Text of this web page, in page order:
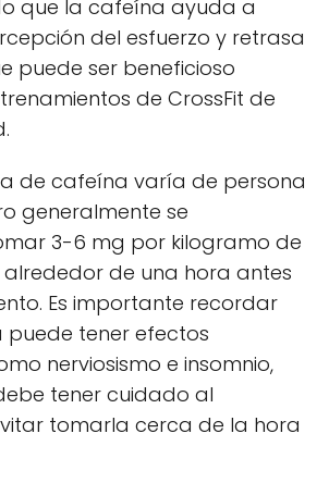
que la cafeína ayuda a
del esfuerzo y retrasa
puede ser beneficioso
de CrossFit de
de cafeína varía de persona
generalmente se
3-6 mg por kilogramo de
de una hora antes
Es importante recordar
tener efectos
nerviosismo e insomnio,
tener cuidado al
tomarla cerca de la hora